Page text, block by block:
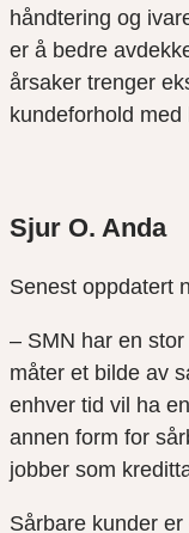
håndtering og
er å bedre
årsaker trenger
kundeforhold med
Sjur O. Anda
Senest oppdatert
– SMN har en
måter et bilde av
enhver tid vil ha
annen form for
jobber som
Sårbare kunder